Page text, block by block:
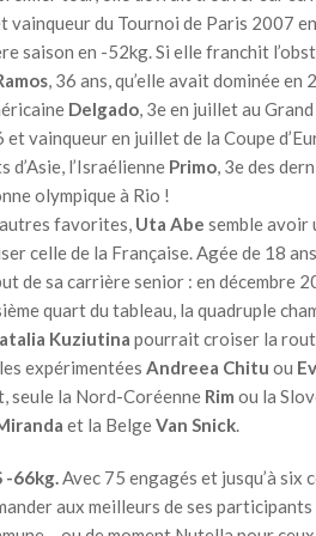
vainqueur du Tournoi de Paris 2007
saison en -52kg. Si elle franchit
, 36 ans, qu’elle avait dominée
Delgado, 3e en juillet au
et vainqueur en juillet de la Coupe
d’Asie, l’Israélienne Primo, 3e des
olympique à Rio !
favorites, Uta Abe semble avoir
celle de la Française. Agée de 18
de sa carrière senior : en décembre
quart du tableau, la quadruple
Kuziutina pourrait croiser la
expérimentées Andreea Chitu ou
seule la Nord-Coréenne Rim ou la
et la BelgeVan Snick.
-66kg.Avec 75 engagés et jusqu’à six
aux meilleurs de ses